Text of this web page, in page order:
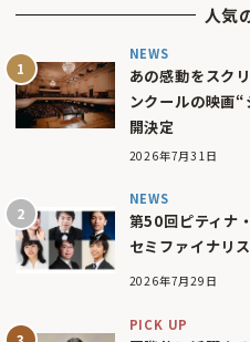
人気
NEWS
あの感動をスク
ンクールの映画
開決定
2026年7月31日
NEWS
第50回ピティナ
セミファイナリ
2026年7月29日
PICK UP